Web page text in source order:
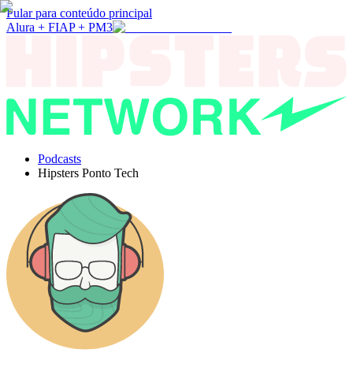
Pular para conteúdo principal
Alura + FIAP + PM3
Podcasts
Hipsters Ponto Tech